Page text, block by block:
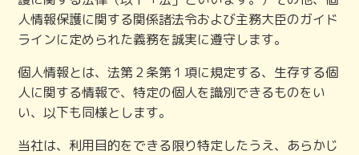
人情報保護に関する関係諸法令および主務大臣のガイド
ラインに定められた義務を誠実に遵守します。
個人情報とは、法第２条第１項に規定する、生存する個
人に関する情報で、特定の個人を識別できるものをい
い、以下も同様とします。
当社は、利用目的をできる限り特定したうえ、あらかじ